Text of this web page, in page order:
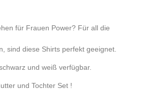
für Frauen Power? Für all die
sind diese Shirts perfekt geeignet.
und weiß verfügbar.
und Tochter Set !